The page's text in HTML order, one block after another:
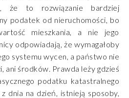
że to rozwiązanie bardziej
podatek od nieruchomości, bo
mieszkania, a nie jego
odpowiadają, że wymagałoby
systemu wycen, a państwo nie
ani środków. Prawda leży gdzieś
podatku katastralnego
dnia na dzień, istnieją sposoby,